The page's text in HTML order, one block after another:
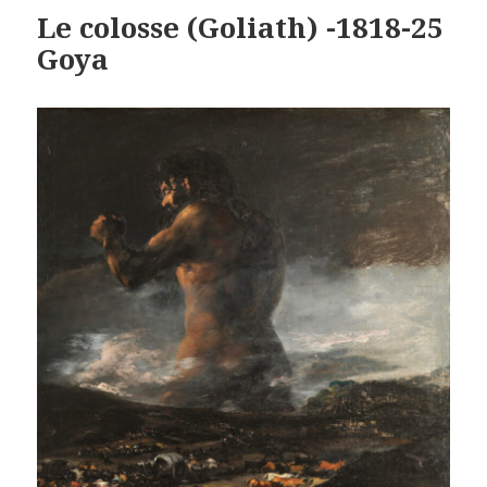
Le colosse (Goliath) -1818-25
Goya